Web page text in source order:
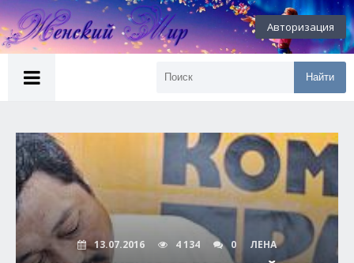
Авторизация
Найти
13.07.2016 4 134 0 ЛЕНА